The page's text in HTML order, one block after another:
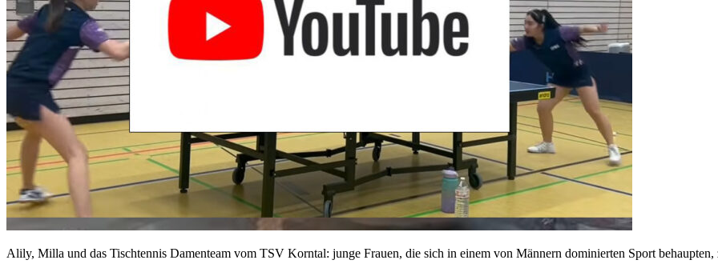
Alily, Milla und das Tischtennis Damenteam vom TSV Korntal: junge Frauen, die sich in einem von Männern dominierten Sport